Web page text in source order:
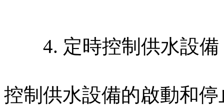
4. 定時控制供水設備
控制供水設備的啟動和停